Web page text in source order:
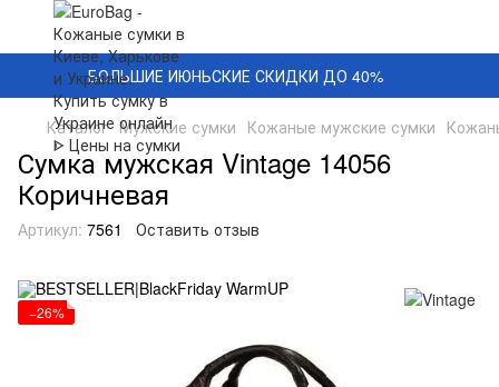
БОЛЬШИЕ ИЮНЬСКИЕ СКИДКИ ДО 40%
Каталог Мужские сумки Кожаные мужские сумки
Сумка мужская Vintage 14056
Коричневая
Артикул: 7561 Оставить отзыв
−26%